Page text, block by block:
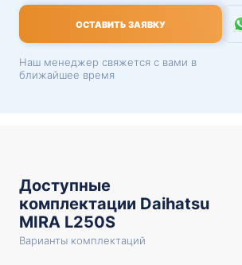
ОСТАВИТЬ ЗАЯВКУ
Наш менеджер свяжется с вами в
ближайшее время
Доступные
комплектации Daihatsu
MIRA L250S
Варианты комплектаций